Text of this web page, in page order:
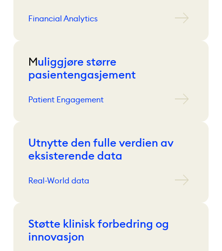
Financial Analytics
Muliggjøre større
pasientengasjement
Patient Engagement
Utnytte den fulle verdien av
eksisterende data
Real-World data
Støtte klinisk forbedring og
innovasjon